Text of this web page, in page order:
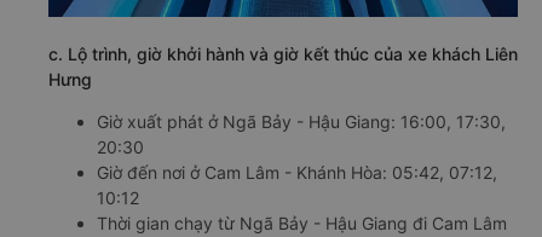
c. Lộ trình, giờ khởi hành và giờ kết thúc của xe khách Liên
Hưng
Giờ xuất phát ở Ngã Bảy - Hậu Giang: 16:00, 17:30,
20:30
Giờ đến nơi ở Cam Lâm - Khánh Hòa: 05:42, 07:12,
10:12
Thời gian chạy từ Ngã Bảy - Hậu Giang đi Cam Lâm